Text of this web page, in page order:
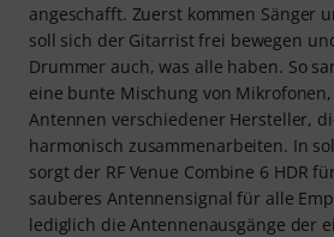
angeschafft. Zuerst kommen Sänger
soll sich der Gitarrist frei bewegen
Drummer auch, was alle haben. So
eine bunte Mischung von
Antennen verschiedener Hersteller,
harmonisch zusammenarbeiten. In
sorgt der RF Venue Combine 6 HDR
sauberes Antennensignal für alle
lediglich die Antennenausgänge der